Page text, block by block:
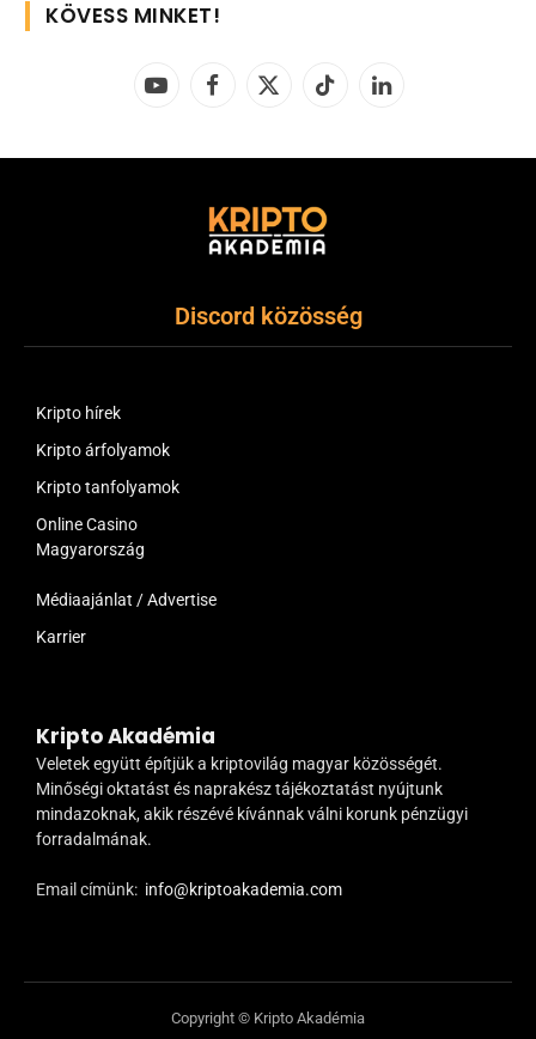
KÖVESS MINKET!
YouTubeFacebook
X
TikTok LinkedIn
Discord közösség
Kripto hírek
Kripto árfolyamok
Kripto tanfolyamok
Online Casino
Magyarország
Médiaajánlat / Advertise
Karrier
Kripto Akadémia
Veletek együtt építjük a kriptovilág magyar közösségét.
Minőségi oktatást és naprakész tájékoztatást nyújtunk
mindazoknak, akik részévé kívánnak válni korunk pénzügyi
forradalmának.
Email címünk: info@kriptoakademia.com
Copyright © Kripto Akadémia